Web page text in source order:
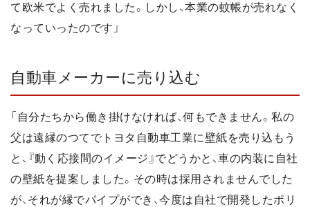
て欧米でよく売れました。しかし、本業の蚊帳が売れなく
なっていったのです」
自動車メーカーに売り込む
「自分たちから働き掛けなければ、何もできません。私の
父は遠縁のつてでトヨタ自動車工業に壁紙を売り込もう
と、『動く応接間のイメージ』でどうかと、車の内装に自社
の壁紙を提案しました。その時は採用されませんでした
が、それが縁でパイプができ、今度は自社で開発したポリ